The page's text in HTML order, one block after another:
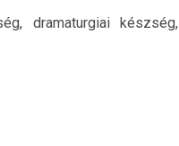
dramaturgiai készség,